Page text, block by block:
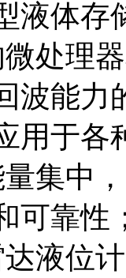
液体存
处理
波能力
用于
集中
可靠性
液位